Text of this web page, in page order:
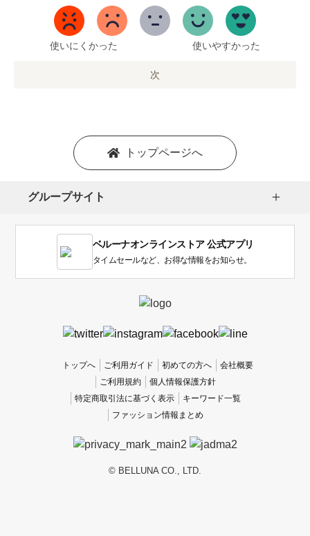
い
使いにくかった 使いやすかった
次
トップページへ
グループサイト
ベルーナオンラインストア 公式アプリ
タイムセールなど、お得な情報をお知らせ。
トップへ ご利用ガイド 初めての方へ
会社概要
ご利用規約
個人情報保護方針
特定商取引法に基づく表示
キーワード一覧
ファッション情報まとめ
© BELLUNA CO., LTD.